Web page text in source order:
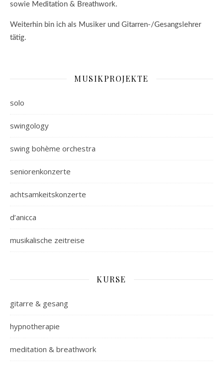
sowie Meditation & Breathwork.
Weiterhin bin ich als Musiker und Gitarren-/Gesangslehrer
tätig.
MUSIKPROJEKTE
solo
swingology
swing bohème orchestra
seniorenkonzerte
achtsamkeitskonzerte
d’anicca
musikalische zeitreise
KURSE
gitarre & gesang
hypnotherapie
meditation & breathwork